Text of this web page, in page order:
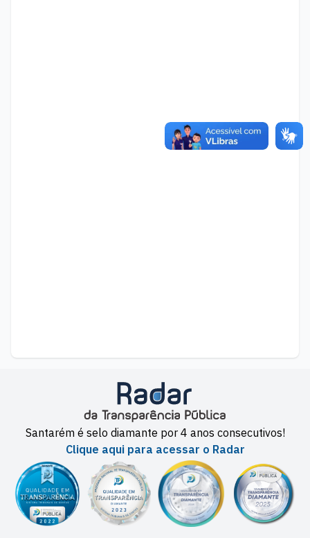
Santarém é selo diamante por 4 anos consecutivos!
Clique aqui para acessar o Radar